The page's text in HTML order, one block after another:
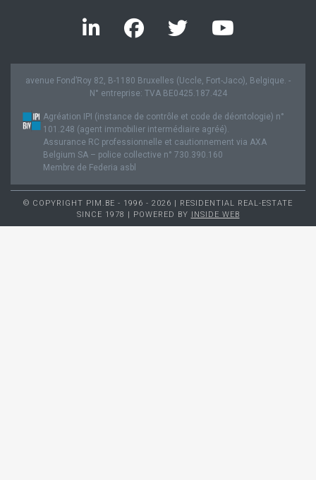
avenue Fond’Roy 82, B-1180 Bruxelles (Uccle, Fort-Jaco), Belgique. -
N° entreprise: TVA BE0425.187.424
Agréation IPI (instance de contrôle et code de déontologie) n°
101.248 (agent immobilier intermédiaire agréé).
Assurance RC professionnelle et cautionnement via AXA
Belgium SA – police collective n° 730.390.160
Membre de Federia asbl
© COPYRIGHT PIM.BE - 1996 - 2026 | RESIDENTIAL REAL-ESTATE
SINCE 1978 | POWERED BY INSIDE WEB